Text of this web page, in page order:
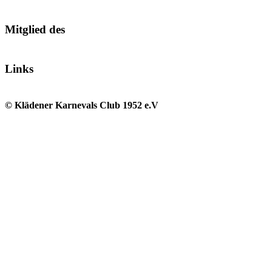
Mitglied des
Links
© Klädener Karnevals Club 1952 e.V